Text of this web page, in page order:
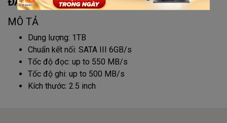
MÔ TẢ
Dung lượng: 1TB
Chuẩn kết nối: SATA III 6GB/s
Tốc độ đọc: up to 550 MB/s
Tốc độ ghi: up to 500 MB/s
Kích thước: 2.5 inch